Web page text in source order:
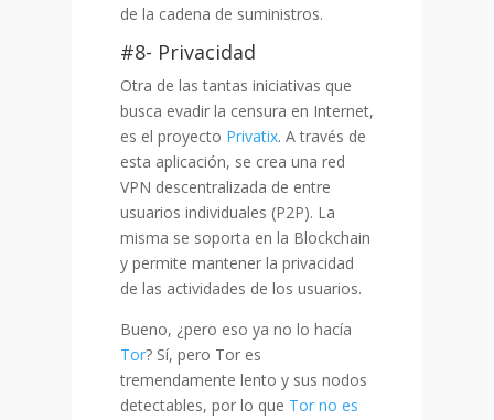
de la cadena de suministros.
#8- Privacidad
Otra de las tantas iniciativas que
busca evadir la censura en Internet,
es el proyecto Privatix. A través de
esta aplicación, se crea una red
VPN descentralizada de entre
usuarios individuales (P2P). La
misma se soporta en la Blockchain
y permite mantener la privacidad
de las actividades de los usuarios.
Bueno, ¿pero eso ya no lo hacía
Tor? Sí, pero Tor es
tremendamente lento y sus nodos
detectables, por lo que Tor no es